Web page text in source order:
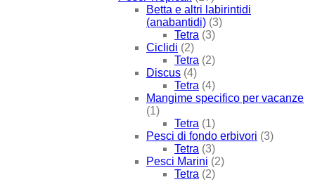
Betta e altri labirintidi
(anabantidi) (3)
Tetra (3)
Ciclidi (2)
Tetra (2)
Discus (4)
Tetra (4)
Mangime specifico per vacanze
(1)
Tetra (1)
Pesci di fondo erbivori (3)
Tetra (3)
Pesci Marini (2)
Tetra (2)